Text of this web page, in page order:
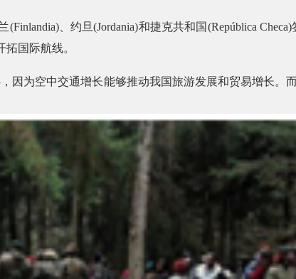
(Finlandia)、约旦(Jordania)和捷克共和国 (República Checa)
拓国际航线。
因为空中交通增长能够推动我国旅游发展和贸易增长。